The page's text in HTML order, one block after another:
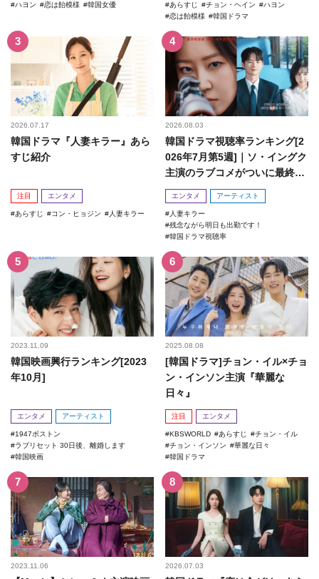
ハヨン 恋は飴模様 韓国女優 あらすじ チョン・ヘイン
ハヨン
恋は飴模様
韓国ドラマ
2026.07.17
韓国ドラマ『人妻キラー』あら
すじ紹介
注目 エンタメ
あらすじ コン・ヒョジン 人妻キラー
2026.08.03
韓国ドラマ視聴率ランキング[2
026年7月第5週]｜ソ・イングク
主演のラブコメがついに最終
回！
エンタメ アーティスト
人妻キラー
残念ながら明日も出勤です！
韓国ドラマ視聴率
2023.11.09
韓国映画興行ランキング[2023
年10月]
エンタメ アーティスト
1947ボストン
ラブリセット 30日後、離婚します
韓国映画
2025.08.08
[韓国ドラマ]チョン・イル×チョ
ン・インソン主演『華麗な
日々』
注目 エンタメ
KBSWORLD あらすじ
チョン・イル
チョン・インソン
華麗な日々
韓国ドラマ
2023.11.06 2026.07.03